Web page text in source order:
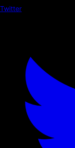
Twitter